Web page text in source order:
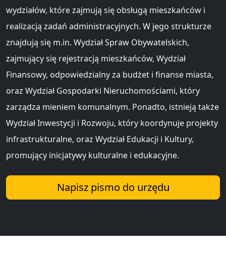
wydziałów, które zajmują się obsługą mieszkańców i
realizacją zadań administracyjnych. W jego strukturze
znajdują się m.in. Wydział Spraw Obywatelskich,
zajmujący się rejestracją mieszkańców, Wydział
Finansowy, odpowiedzialny za budżet i finanse miasta,
oraz Wydział Gospodarki Nieruchomościami, który
zarządza mieniem komunalnym. Ponadto, istnieją także
Wydział Inwestycji i Rozwoju, który koordynuje projekty
infrastrukturalne, oraz Wydział Edukacji i Kultury,
promujący inicjatywy kulturalne i edukacyjne.
Napisz pismo do urzędu